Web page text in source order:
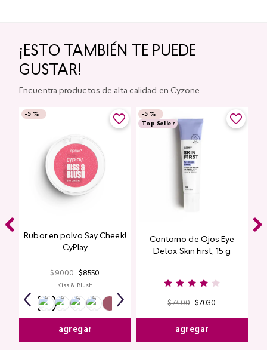
¡ESTO TAMBIÉN TE PUEDE
GUSTAR!
Encuentra productos de alta calidad en Cyzone
-5 %
Rubor en polvo Say Cheek!
CyPlay
$9000 $8550
Kiss & Blush
agregar
-5 %
Top Seller
Contorno de Ojos Eye
Detox Skin First, 15 g
$7400 $7030
agregar